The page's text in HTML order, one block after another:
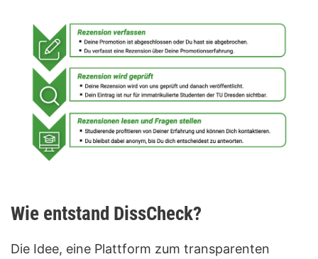
Wie entstand DissCheck?
Die Idee, eine Plattform zum transparenten